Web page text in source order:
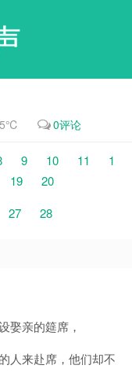
0评论
9 10 11
1
19
20
27 28
娶亲的筵席，
人来赴席，他们却不